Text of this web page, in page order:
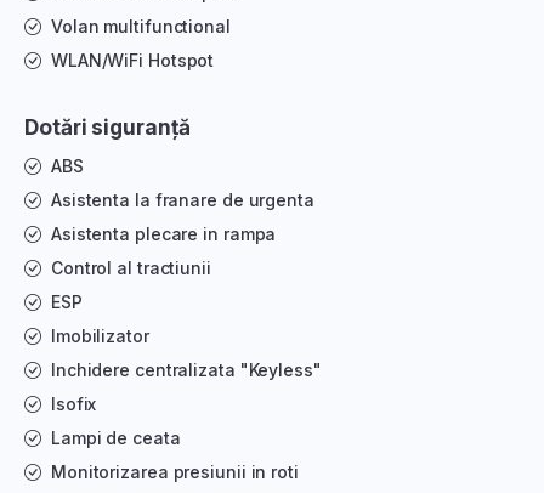
Volan multifunctional
WLAN/WiFi Hotspot
Dotări siguranță
ABS
Asistenta la franare de urgenta
Asistenta plecare in rampa
Control al tractiunii
ESP
Imobilizator
Inchidere centralizata "Keyless"
Isofix
Lampi de ceata
Monitorizarea presiunii in roti